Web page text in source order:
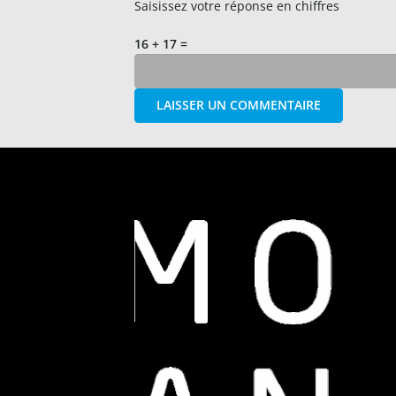
Saisissez votre réponse en chiffres
16 + 17 =
LAISSER UN COMMENTAIRE